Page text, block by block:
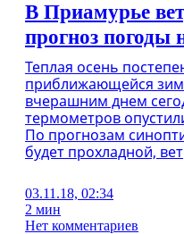
В Приамурье
прогноз погоды
Теплая осень
приближающейся
вчерашним днем
термометров
По прогнозам
будет прохладной,
03.11.18, 02:34
2 мин
Нет комментариев